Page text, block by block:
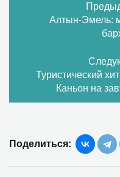
Алтын‑Эмель:
Туристический
Каньон на
Поделиться: